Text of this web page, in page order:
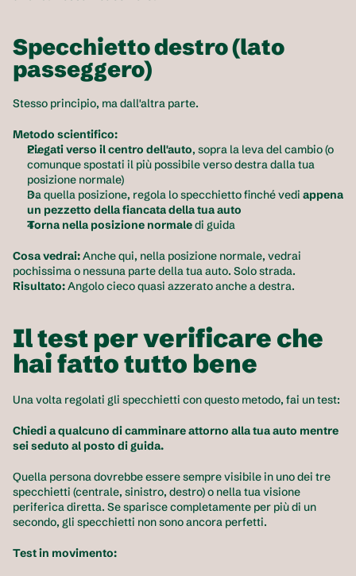
Specchietto destro (lato
passeggero)
Stesso principio, ma dall'altra parte.
Metodo scientifico:
Piegati verso il centro dell'auto, sopra la leva del cambio (o
comunque spostati il più possibile verso destra dalla tua
posizione normale)
Da quella posizione, regola lo specchietto finché vedi appena
un pezzetto della fiancata della tua auto
Torna nella posizione normale di guida
Cosa vedrai: Anche qui, nella posizione normale, vedrai
Risultato: Angolo cieco quasi azzerato anche a destra.
Il test per verificare che
hai fatto tutto bene
Una volta regolati gli specchietti con questo metodo, fai un test:
Chiedi a qualcuno di camminare attorno alla tua auto mentre
sei seduto al posto di guida.
Quella persona dovrebbe essere sempre visibile in uno dei tre
specchietti (centrale, sinistro, destro) o nella tua visione
periferica diretta. Se sparisce completamente per più di un
secondo, gli specchietti non sono ancora perfetti.
Test in movimento: